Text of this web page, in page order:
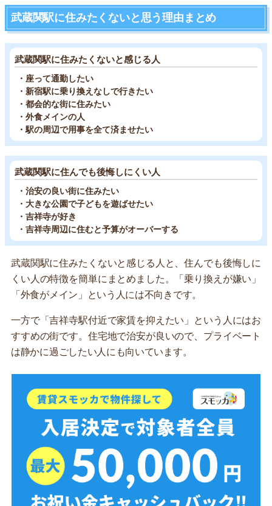
武蔵関駅に住みたくないと思う理由まとめ
武蔵関駅に住みたくないと感じる人
・座って通勤したい
・新宿駅に乗り換えなしで行きたい
・都会的な街に住みたい
・外食メインの人
・駅の周辺で用事を全て済ませたい
武蔵関駅に住んでも後悔しにくい人
・治安の良い街に住みたい
・大きな公園で子どもを遊ばせたい
・吉祥寺が好き
・吉祥寺周辺に住むと予算がオーバーする
武蔵関駅に住みたくないと感じる人と、住んでも後悔しに
くい人の特徴を簡単にまとめました。「乗り換えが嫌い」
「外食がメイン」という人には不向きです。
一方で「吉祥寺駅付近で家賃を抑えたい」という人にはお
すすめの街です。住宅地で治安が良いので、プライベート
は静かに過ごしたい人にも向いています。